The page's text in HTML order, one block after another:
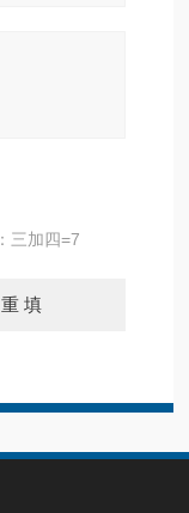
三加四=7